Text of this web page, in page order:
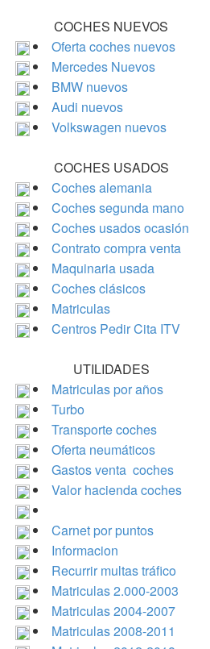
COCHES NUEVOS
Oferta coches nuevos
Mercedes Nuevos
BMW nuevos
Audi nuevos
Volkswagen nuevos
COCHES USADOS
Coches alemania
Coches segunda mano
Coches usados ocasión
Contrato compra venta
Maquinaria usada
Coches clásicos
Matriculas
Centros Pedir Cita ITV
UTILIDADES
Matriculas por años
Turbo
Transporte coches
Oferta neumáticos
Gastos venta coches
Valor hacienda coches
Carnet por puntos
Informacion
Recurrir multas tráfico
Matriculas 2.000-2003
Matriculas 2004-2007
Matriculas 2008-2011